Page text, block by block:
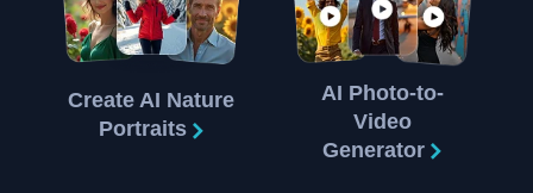
Create AI Nature
Portraits
AI Photo-to-
Video
Generator